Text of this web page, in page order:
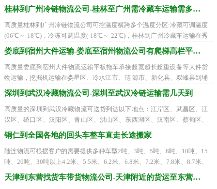
市、三河市到市南区、市北区、李沧区
桂林到广州冷链物流公司-桂林至广州需冷藏车运输需多久到
高质量桂林到广州冷链物流公司可控温度横跨多个温度分区:冷藏可调温度
(06℃～-18℃)，冷冻可调温度(-18℃～-22℃)，桂林到广州冷藏车运输在秀
峰区、叠彩区、象山区、七星区、雁山区
娄底到宿州大件运输-娄底至宿州物流公司有爬梯高栏平板车
高质量娄底到宿州大件物流运输平板拖车承接超宽超长超重设备等大件货
物运输，挖掘机运输在娄星区、冷水江市、涟 源市、新化县、双峰县到埇
桥区、砀山县、萧县、灵璧县、泗县找
深圳到武汉冷藏物流公司-深圳至武汉冷链运输需几天到
高质量的深圳到武汉冷藏物流可送货到达以下地点：江岸区、武昌区、江
汉区、硚口区、汉阳区、青山区、洪山区、东西湖区、汉南区、蔡甸区、
江夏区、黄陂区、新洲区、仙桃市、天
铜仁到全国各地的回头车整车直走长途搬家
陆连物流可根据客户的需要提供多种车型2吨、3吨、5吨、8吨、10吨、15
吨、20吨、30吨以上4.2米、5.5米、6.2米、6.8米、7.2米、7.8米、8.7米、
9.6米、12.5米、17.5米平板车、高栏车、箱式车、
天津到东营找货车带货物流公司-天津附近的货运至东营需要多少天